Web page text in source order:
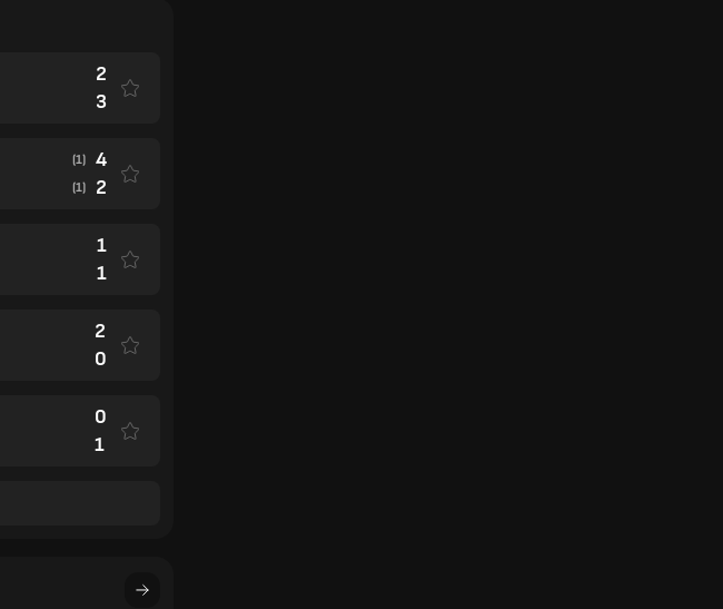
2
3
(1) 4
(1) 2
1
1
2
0
0
1